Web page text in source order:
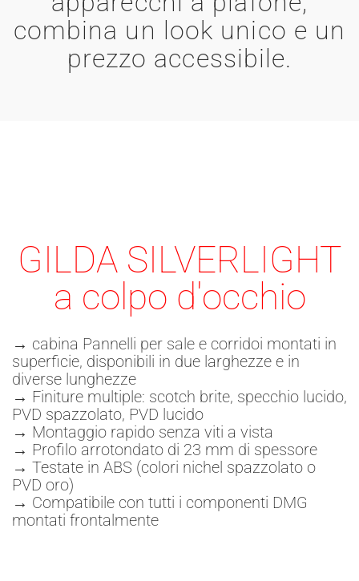
combina un look unico e un
prezzo accessibile.
GILDA SILVERLIGHT
a colpo d'occhio
→ cabina Pannelli per sale e corridoi montati in
superficie, disponibili in due larghezze e in
diverse lunghezze
→ Finiture multiple: scotch brite, specchio lucido,
PVD spazzolato, PVD lucido
→ Montaggio rapido senza viti a vista
→ Profilo arrotondato di 23 mm di spessore
→ Testate in ABS (colori nichel spazzolato o
PVD oro)
→ Compatibile con tutti i componenti DMG
montati frontalmente